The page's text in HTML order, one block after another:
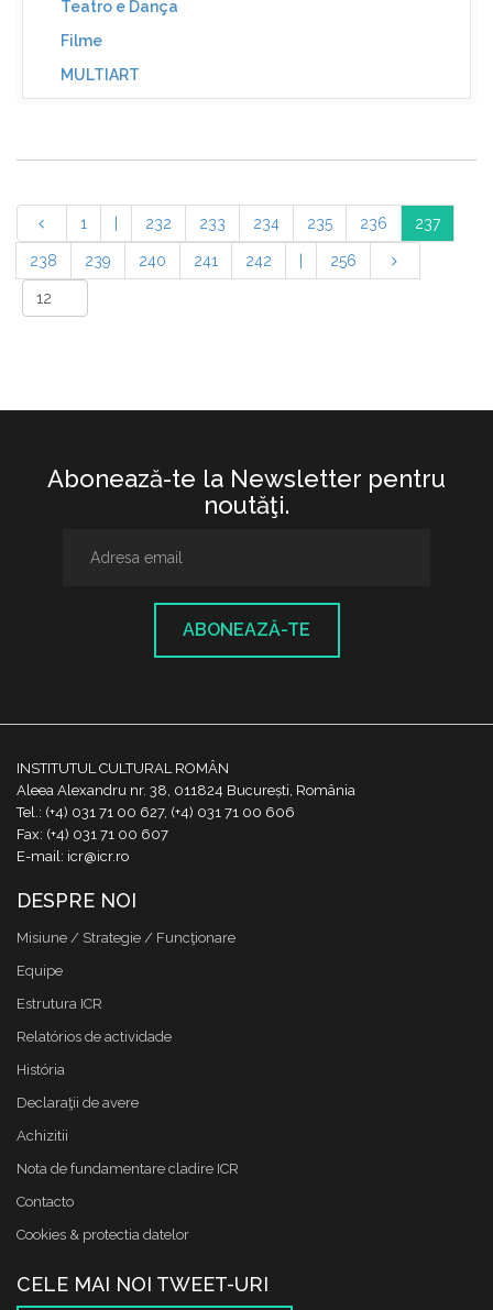
Teatro e Dança
Filme
MULTIART
1 232 233 234 235 236 237
238 239 240 241 242 256
Abonează-te la Newsletter pentru
noutăţi.
ABONEAZĂ-TE
INSTITUTUL CULTURAL ROMÂN
Aleea Alexandru nr. 38, 011824 București, România
Tel.: (+4) 031 71 00 627, (+4) 031 71 00 606
Fax: (+4) 031 71 00 607
E-mail: icr@icr.ro
DESPRE NOI
Misiune / Strategie / Funcţionare
Equipe
Estrutura ICR
Relatórios de actividade
História
Declaraţii de avere
Achizitii
Nota de fundamentare cladire ICR
Contacto
Cookies & protectia datelor
CELE MAI NOI TWEET-URI